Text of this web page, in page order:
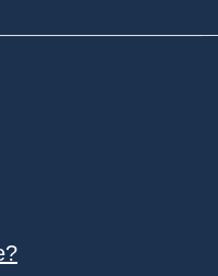
il Contact